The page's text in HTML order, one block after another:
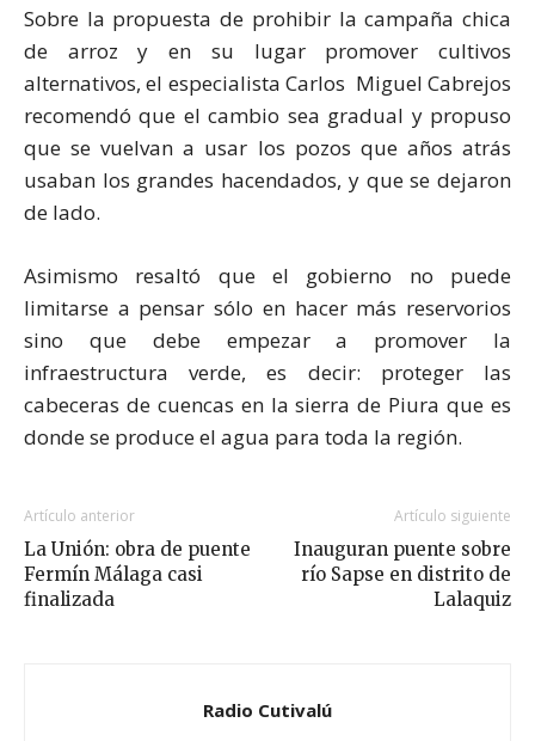
Sobre la propuesta de prohibir la campaña chica
de arroz y en su lugar promover cultivos
alternativos, el especialista Carlos Miguel Cabrejos
recomendó que el cambio sea gradual y propuso
que se vuelvan a usar los pozos que años atrás
usaban los grandes hacendados, y que se dejaron
de lado.
Asimismo resaltó que el gobierno no puede
limitarse a pensar sólo en hacer más reservorios
sino que debe empezar a promover la
infraestructura verde, es decir: proteger las
cabeceras de cuencas en la sierra de Piura que es
donde se produce el agua para toda la región.
Artículo anterior
La Unión: obra de puente
Fermín Málaga casi
finalizada
Artículo siguiente
Inauguran puente sobre
río Sapse en distrito de
Lalaquiz
Radio Cutivalú